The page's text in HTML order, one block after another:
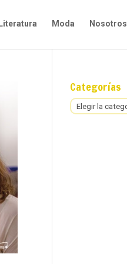
Moda Nosotros
Categorías
Categorías